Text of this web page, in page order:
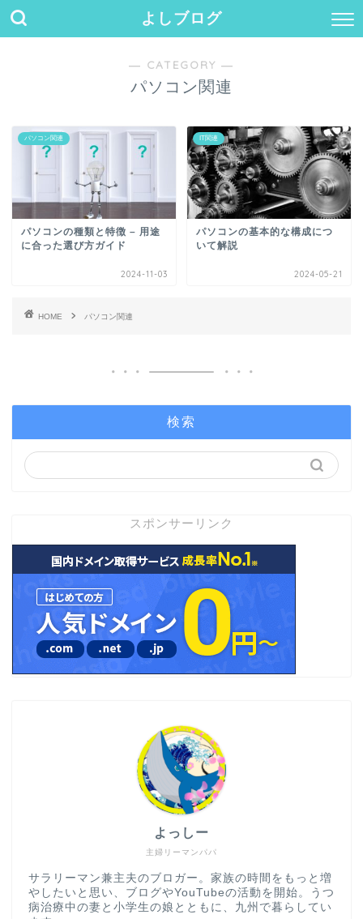
よしブログ
― CATEGORY ―
パソコン関連
パソコン関連
パソコンの種類と特徴 – 用途
に合った選び方ガイド
2024-11-03
IT関連
パソコンの基本的な構成につ
いて解説
2024-05-21
HOME パソコン関連
検索
スポンサーリンク
主婦リーマンパパ
よっしー
サラリーマン兼主夫のブロガー。家族の時間をもっと増
やしたいと思い、ブログやYouTubeの活動を開始。うつ
病治療中の妻と小学生の娘とともに、九州で暮らしてい